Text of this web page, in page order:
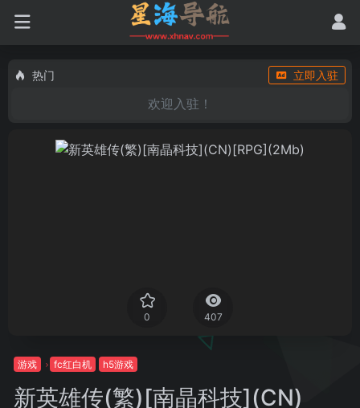
热门 立即入驻
欢迎入驻！
0 407
游戏 fc红白机 h5游戏
新英雄传(繁)[南晶科技](CN)